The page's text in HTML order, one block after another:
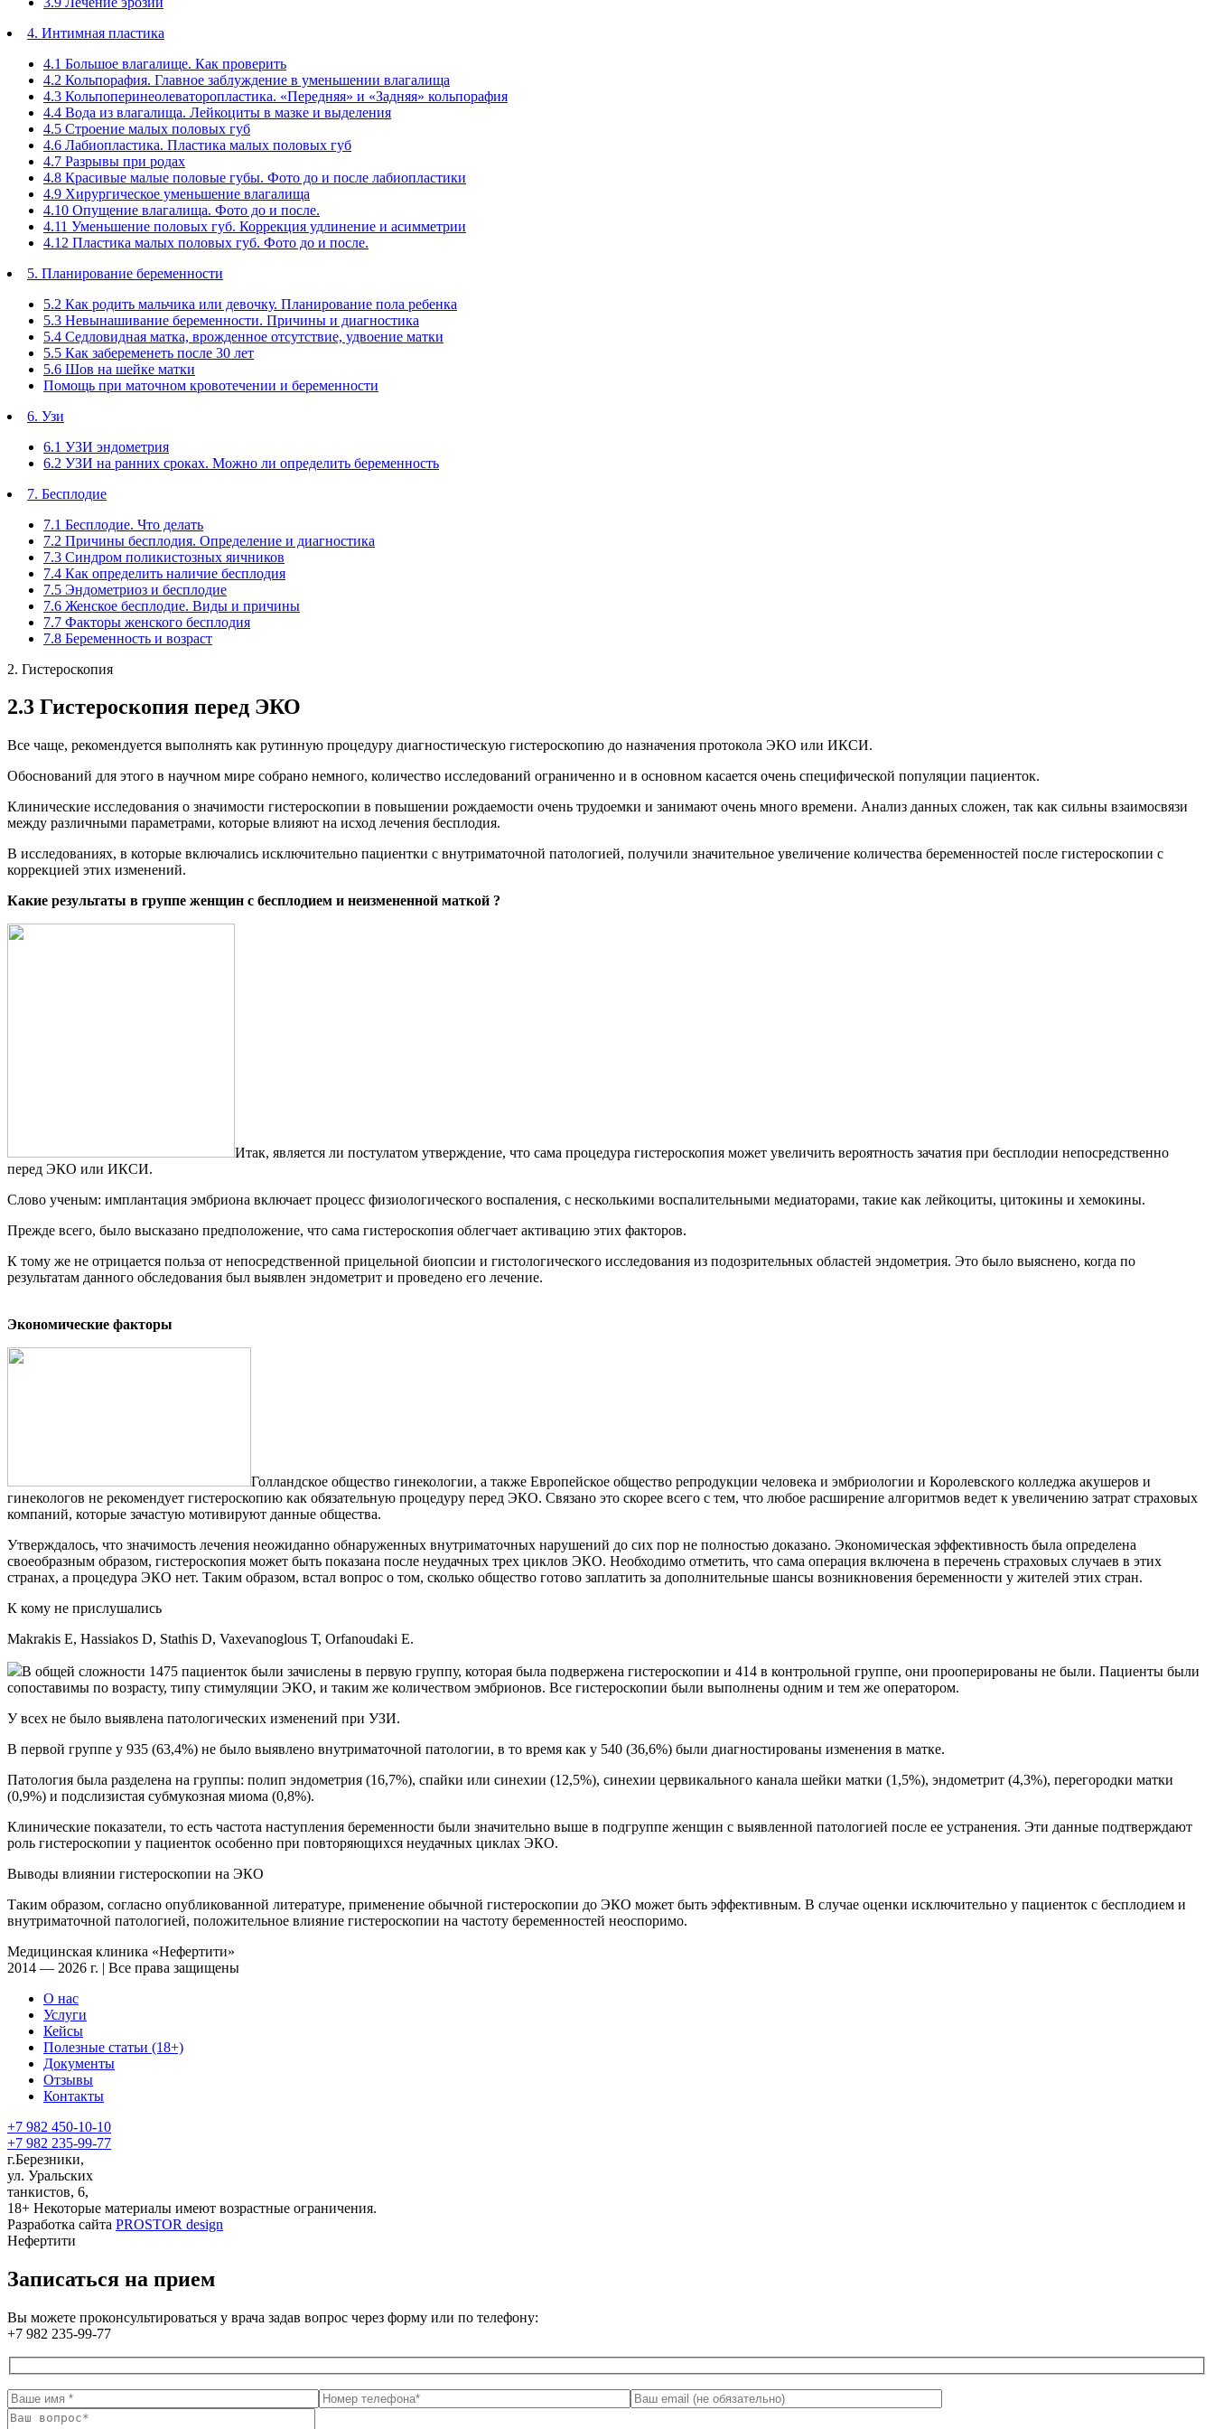
4. Интимная пластика
4.1 Большое влагалище. Как проверить
4.2 Кольпорафия. Главное заблуждение в уменьшении влагалища
4.3 Кольпоперинеолеваторопластика. «Передняя» и «Задняя» кольпорафия
4.4 Вода из влагалища. Лейкоциты в мазке и выделения
4.5 Строение малых половых губ
4.6 Лабиопластика. Пластика малых половых губ
4.7 Разрывы при родах
4.8 Красивые малые половые губы. Фото до и после лабиопластики
4.9 Хирургическое уменьшение влагалища
4.10 Опущение влагалища. Фото до и после.
4.11 Уменьшение половых губ. Коррекция удлинение и асимметрии
4.12 Пластика малых половых губ. Фото до и после.
5. Планирование беременности
5.2 Как родить мальчика или девочку. Планирование пола ребенка
5.3 Невынашивание беременности. Причины и диагностика
5.4 Седловидная матка, врожденное отсутствие, удвоение матки
5.5 Как забеременеть после 30 лет
5.6 Шов на шейке матки
Помощь при маточном кровотечении и беременности
6. Узи
6.1 УЗИ эндометрия
6.2 УЗИ на ранних сроках. Можно ли определить беременность
7. Бесплодие
7.1 Бесплодие. Что делать
7.2 Причины бесплодия. Определение и диагностика
7.3 Синдром поликистозных яичников
7.4 Как определить наличие бесплодия
7.5 Эндометриоз и бесплодие
7.6 Женское бесплодие. Виды и причины
7.7 Факторы женского бесплодия
7.8 Беременность и возраст
2. Гистероскопия
2.3 Гистероскопия перед ЭКО
Все чаще, рекомендуется выполнять как рутинную процедуру диагностическую гистероскопию до назначения протокола ЭКО или ИКСИ.
Обоснований для этого в научном мире собрано немного, количество исследований ограниченно и в основном касается очень специфической популяции пациенток.
Клинические исследования о значимости гистероскопии в повышении рождаемости очень трудоемки и занимают очень много времени. Анализ данных сложен, так как сильны взаимосвязи
между различными параметрами, которые влияют на исход лечения бесплодия.
В исследованиях, в которые включались исключительно пациентки с внутриматочной патологией, получили значительное увеличение количества беременностей после гистероскопии с
коррекцией этих изменений.
Какие результаты в группе женщин с бесплодием и неизмененной маткой ?
Итак, является ли постулатом утверждение, что сама процедура гистероскопия может увеличить вероятность зачатия при бесплодии непосредственно
перед ЭКО или ИКСИ.
Слово ученым: имплантация эмбриона включает процесс физиологического воспаления, с несколькими воспалительными медиаторами, такие как лейкоциты, цитокины и хемокины.
Прежде всего, было высказано предположение, что сама гистероскопия облегчает активацию этих факторов.
К тому же не отрицается польза от непосредственной прицельной биопсии и гистологического исследования из подозрительных областей эндометрия. Это было выяснено, когда по
результатам данного обследования был выявлен эндометрит и проведено его лечение.
Экономические факторы
Голландское общество гинекологии, а также Европейское общество репродукции человека и эмбриологии и Королевского колледжа акушеров и
гинекологов не рекомендует гистероскопию как обязательную процедуру перед ЭКО. Связано это скорее всего с тем, что любое расширение алгоритмов ведет к увеличению затрат страховых
компаний, которые зачастую мотивируют данные общества.
Утверждалось, что значимость лечения неожиданно обнаруженных внутриматочных нарушений до сих пор не полностью доказано. Экономическая эффективность была определена
своеобразным образом, гистероскопия может быть показана после неудачных трех циклов ЭКО. Необходимо отметить, что сама операция включена в перечень страховых случаев в этих
странах, а процедура ЭКО нет. Таким образом, встал вопрос о том, сколько общество готово заплатить за дополнительные шансы возникновения беременности у жителей этих стран.
К кому не прислушались
Makrakis Е, Hassiakos D, Stathis D, Vaxevanoglous Т, Orfanoudaki Е.
В общей сложности 1475 пациенток были зачислены в первую группу, которая была подвержена гистероскопии и 414 в контрольной группе, они прооперированы не были. Пациенты были
сопоставимы по возрасту, типу стимуляции ЭКО, и таким же количеством эмбрионов. Все гистероскопии были выполнены одним и тем же оператором.
У всех не было выявлена патологических изменений при УЗИ.
В первой группе у 935 (63,4%) не было выявлено внутриматочной патологии, в то время как у 540 (36,6%) были диагностированы изменения в матке.
Патология была разделена на группы: полип эндометрия (16,7%), спайки или синехии (12,5%), синехии цервикального канала шейки матки (1,5%), эндометрит (4,3%), перегородки матки
(0,9%) и подслизистая субмукозная миома (0,8%).
Клинические показатели, то есть частота наступления беременности были значительно выше в подгруппе женщин с выявленной патологией после ее устранения. Эти данные подтверждают
роль гистероскопии у пациенток особенно при повторяющихся неудачных циклах ЭКО.
Выводы влиянии гистероскопии на ЭКО
Таким образом, согласно опубликованной литературе, применение обычной гистероскопии до ЭКО может быть эффективным. В случае оценки исключительно у пациенток с бесплодием и
внутриматочной патологией, положительное влияние гистероскопии на частоту беременностей неоспоримо.
Медицинская клиника «Нефертити»
2014 — 2026 г. | Все права защищены
О нас
Услуги
Кейсы
Полезные статьи (18+)
Документы
Отзывы
Контакты
+7 982 450-10-10
+7 982 235-99-77
г.Березники,
ул. Уральских
танкистов, 6,
18+ Некоторые материалы имеют возрастные ограничения.
Разработка сайта PROSTOR design
Нефертити
Записаться на прием
Вы можете проконсультироваться у врача задав вопрос через форму или по телефону:
+7 982 235-99-77